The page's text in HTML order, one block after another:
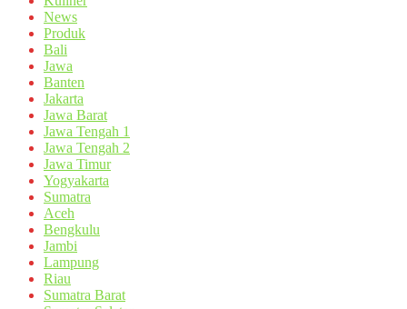
News
Produk
Bali
Jawa
Banten
Jakarta
Jawa Barat
Jawa Tengah 1
Jawa Tengah 2
Jawa Timur
Yogyakarta
Sumatra
Aceh
Bengkulu
Jambi
Lampung
Riau
Sumatra Barat